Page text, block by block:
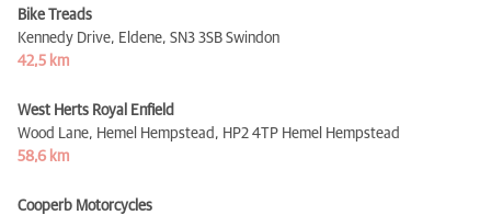
Bike Treads
Kennedy Drive, Eldene, SN3 3SB Swindon
42,5 km
West Herts Royal Enfield
Wood Lane, Hemel Hempstead, HP2 4TP Hemel Hempstead
58,6 km
Cooperb Motorcycles